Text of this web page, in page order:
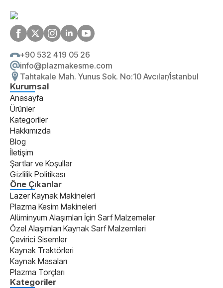
+90 532 419 05 26
info@plazmakesme.com
Tahtakale Mah. Yunus Sok. No:10 Avcılar/İstanbul
Kurumsal
Anasayfa
Ürünler
Kategoriler
Hakkımızda
Blog
İletişim
Şartlar ve Koşullar
Gizlilik Politikası
Öne Çıkanlar
Lazer Kaynak Makineleri
Plazma Kesim Makineleri
Alüminyum Alaşımları İçin Sarf Malzemeler
Özel Alaşımları Kaynak Sarf Malzemleri
Çevirici Sisemler
Kaynak Traktörleri
Kaynak Masaları
Plazma Torçları
Kategoriler